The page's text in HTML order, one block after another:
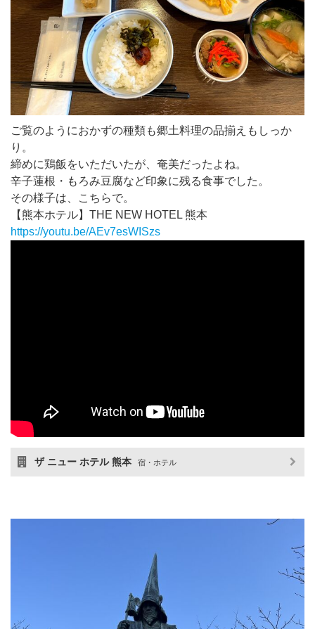
ご覧のようにおかずの種類も郷土料理の品揃えもしっか
り。
締めに鶏飯をいただいたが、奄美だったよね。
辛子蓮根・もろみ豆腐など印象に残る食事でした。
その様子は、こちらで。
【熊本ホテル】THE NEW HOTEL 熊本
https://youtu.be/AEv7esWISzs
ザ ニュー ホテル 熊本 宿・ホテル